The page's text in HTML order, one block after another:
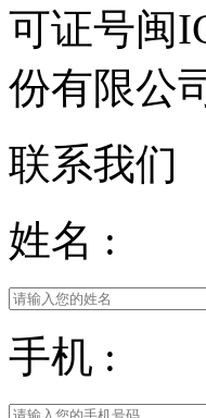
可证号闽
份有限公
联系我们
姓名 :
手机 :